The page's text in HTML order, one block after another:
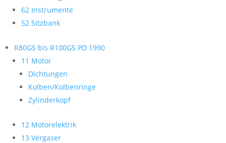
62 Instrumente
52 Sitzbank
R80GS bis R100GS PD 1990
11 Motor
Dichtungen
Kolben/Kolbenringe
Zylinderkopf
12 Motorelektrik
13 Vergaser